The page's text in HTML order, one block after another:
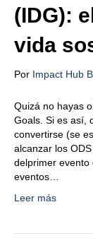
(IDG):
vida
Por Impact Hub
Quizá no hayas
Goals. Si es así,
convertirse (se
alcanzar los
delprimer evento
eventos…
Leer más